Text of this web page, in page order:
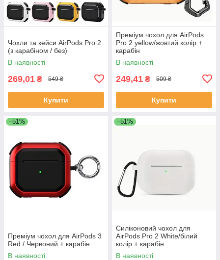
Чохли та кейси AirPods Pro 2
(з карабіном / без)
В наявності
269,01 ₴ 549 ₴
Купити
Преміум чохол для AirPods
Pro 2 yellow/жовтий колір +
карабін
В наявності
249,41 ₴ 509 ₴
Купити
–51%
Преміум чохол для AirPods 3
Red / Червоний + карабін
В наявності
–51%
Силіконовий чохол для
AirPods Pro 2 White/білий
колір + карабін
В наявності